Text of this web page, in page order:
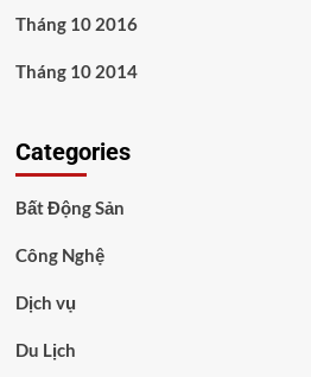
Tháng 10 2016
Tháng 10 2014
Categories
Bất Động Sản
Công Nghệ
Dịch vụ
Du Lịch